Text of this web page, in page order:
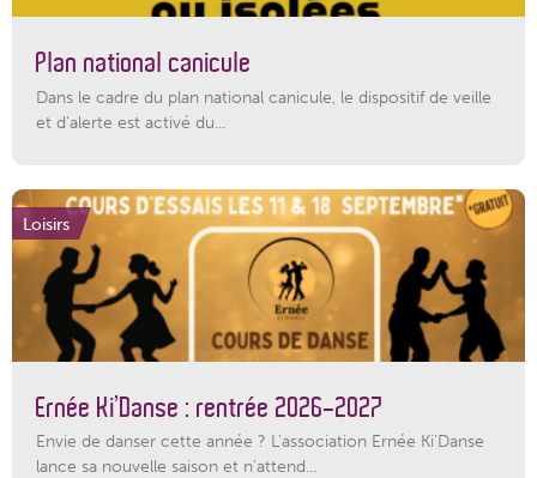
Plan national canicule
Dans le cadre du plan national canicule, le dispositif de veille
et d’alerte est activé du...
Loisirs
Ernée Ki’Danse : rentrée 2026-2027
Envie de danser cette année ? L'association Ernée Ki'Danse
lance sa nouvelle saison et n'attend...